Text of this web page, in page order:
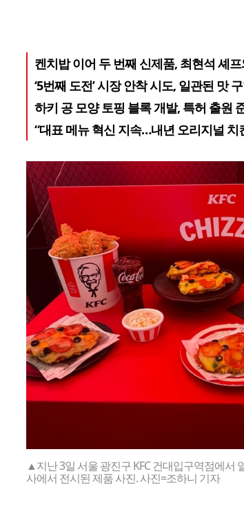
켄치밥 이어 두 번째 신제품, 최현석 셰
‘5번째 도전’ 시장 안착 시도, 일관된 맛 구
하키 공 모양 토핑 블록 개발, 특허 출원
“대표 메뉴 혁신 지속…내년 오리지널 치
▲지난 3일 서울 광진구 KFC 건대입구역점에서
사에서 전시된 제품 사진. 사진=조하니 기자